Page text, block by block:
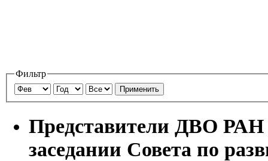
Фильтр
Применить
Представители ДВО РАН
заседании Совета по